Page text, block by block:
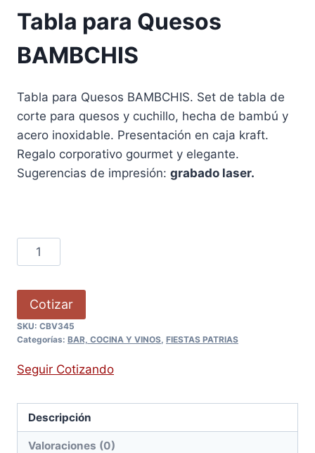
Tabla para Quesos
BAMBCHIS
Tabla para Quesos BAMBCHIS. Set de tabla de
corte para quesos y cuchillo, hecha de bambú y
acero inoxidable. Presentación en caja kraft.
Regalo corporativo gourmet y elegante.
Sugerencias de impresión: grabado laser.
Cotizar
SKU: CBV345
Categorías: BAR, COCINA Y VINOS, FIESTAS PATRIAS
Seguir Cotizando
Descripción
Valoraciones (0)